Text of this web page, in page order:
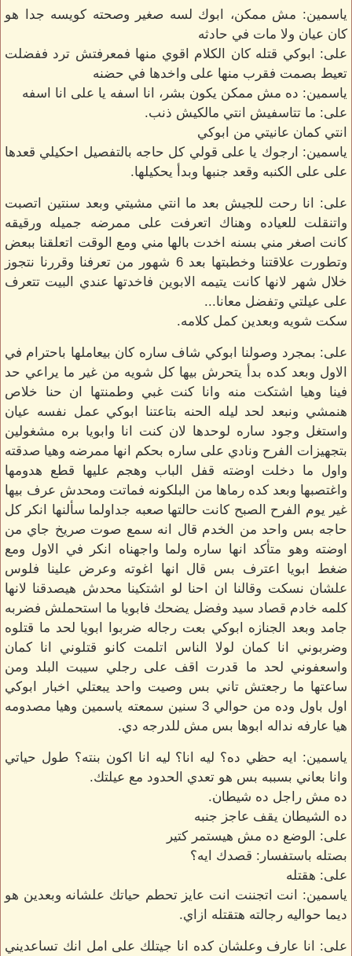
ياسمين: مش ممكن، ابوك لسه صغير وصحته كويسه جدا هو
كان عيان ولا مات في حادثه
على: ابوكي قتله كان الكلام اقوي منها فمعرفتش ترد ففضلت
تعيط بصمت فقرب منها على واخدها في حضنه
ياسمين: ده مش ممكن يكون بشر، انا اسفه يا على انا اسفه
على: ما تتاسفيش انتي مالكيش ذنب.
انتي كمان عانيتي من ابوكي
ياسمين: ارجوك يا على قولي كل حاجه بالتفصيل احكيلي قعدها
على على الكنبه وقعد جنبها وبدأ يحكيلها.
على: انا رحت للجيش بعد ما انتي مشيتي وبعد سنتين اتصبت
واتنقلت للعياده وهناك اتعرفت على ممرضه جميله ورقيقه
كانت اصغر مني بسنه اخدت بالها مني ومع الوقت اتعلقنا ببعض
وتطورت علاقتنا وخطبتها بعد 6 شهور من تعرفنا وقررنا نتجوز
خلال شهر لانها كانت يتيمه الابوين فاخدتها عندي البيت تتعرف
على عيلتي وتفضل معانا...
سكت شويه وبعدين كمل كلامه.
على: بمجرد وصولنا ابوكي شاف ساره كان بيعاملها باحترام في
الاول وبعد كده بدأ يتحرش بيها كل شويه من غير ما يراعي حد
فينا وهيا اشتكت منه وانا كنت غبي وطمنتها ان حنا خلاص
هنمشي ونبعد لحد ليله الحنه بتاعتنا ابوكي عمل نفسه عيان
واستغل وجود ساره لوحدها لان كنت انا وابويا بره مشغولين
بتجهيزات الفرح ونادي على ساره بحكم انها ممرضه وهيا صدقته
واول ما دخلت اوضته قفل الباب وهجم عليها قطع هدومها
واغتصبها وبعد كده رماها من البلكونه فماتت ومحدش عرف بيها
غير يوم الفرح الصبح كانت حالتها صعبه جداولما سألنها انكر كل
حاجه بس واحد من الخدم قال انه سمع صوت صريخ جاي من
اوضته وهو متأكد انها ساره ولما واجهناه انكر في الاول ومع
ضغط ابويا اعترف بس قال انها اغوته وعرض علينا فلوس
علشان نسكت وقالنا ان احنا لو اشتكينا محدش هيصدقنا لانها
كلمه خادم قصاد سيد وفضل يضحك فابويا ما استحملش فضربه
جامد وبعد الجنازه ابوكي بعت رجاله ضربوا ابويا لحد ما قتلوه
وضربوني انا كمان لولا الناس اتلمت كانو قتلوني انا كمان
واسعفوني لحد ما قدرت اقف على رجلي سيبت البلد ومن
ساعتها ما رجعتش تاني بس وصيت واحد يبعتلي اخبار ابوكي
اول باول وده من حوالي 3 سنين سمعته ياسمين وهيا مصدومه
هيا عارفه نداله ابوها بس مش للدرجه دي.
ياسمين: ايه حظي ده؟ ليه انا؟ ليه انا اكون بنته؟ طول حياتي
وانا بعاني بسببه بس هو تعدي الحدود مع عيلتك.
ده مش راجل ده شيطان.
ده الشيطان يقف عاجز جنبه
على: الوضع ده مش هيستمر كتير
بصتله باستفسار: قصدك ايه؟
على: هقتله
ياسمين: انت اتجننت انت عايز تحطم حياتك علشانه وبعدين هو
ديما حواليه رجالته هتقتله ازاي.
على: انا عارف وعلشان كده انا جيتلك على امل انك تساعديني